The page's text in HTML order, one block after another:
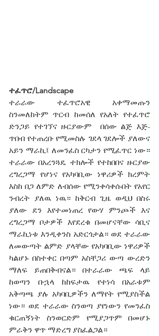
ተፈጥሮ/Landscape
ተራራው ተፈጥሮአዊ አቀማመጡን
ስንመለከትም ጥርብ ከመሰለ የአለት የተፈጥሮ
ድንጋይ የተገኘና ዙርያውም  በሰው ልጅ እጅ-
ጥበብ የተጠረቡ የሚመስሉ ገደላ ገደሎች ያለውና
አይን ማራኪ፤ ለመንፈስ ርካታን የሚፈጥር ነው።
ተራራው በአረንጓዴ ተክሎች የተከበበና ዙርያው
ረግረጋማ የሆነና የአካባቢው ነዋሪዎች ክረምት
እስከ በጋ ለምድ ለብሰው የሚንቀሳቀሱበት የአየር
ንብረት ያለዉ ነዉ። ከቅርብ ጊዜ ወዲህ በስሩ
ያለው ደን እየተመነጠረ የውሃ ምንጮች እና
ረግረጋማ ቦታዎች እየደረቁ በመሆናቸው ሳቢና
ማራኪነቱ እንዲቀንስ አድርጎታል። ወደ ተራራው
ለመውጣት ልምድ ያላቸው የአካባቢው ነዋሪዎች
ካልሆኑ በስተቀር በጣም አስቸጋሪ ውጣ ውረድን
ማለፍ ይጠበቅብናል። በተራራው ጫፍ ላይ
ከወጣን ቡኋላ ከከፍታዉ የተነሳ በአራቱም
አቅጣጫ ያሉ አካባቢዎችን ለማየት የሚያስችል
ነው። ወደ ተራራው ስንወጣ ያየነውን የመንፈስ
ቁርጠኝነት ስንወርድም የሚያጋጥም በመሆኑ
ምራቅን ዋጥ ማድረግ ያስፈልጋል።